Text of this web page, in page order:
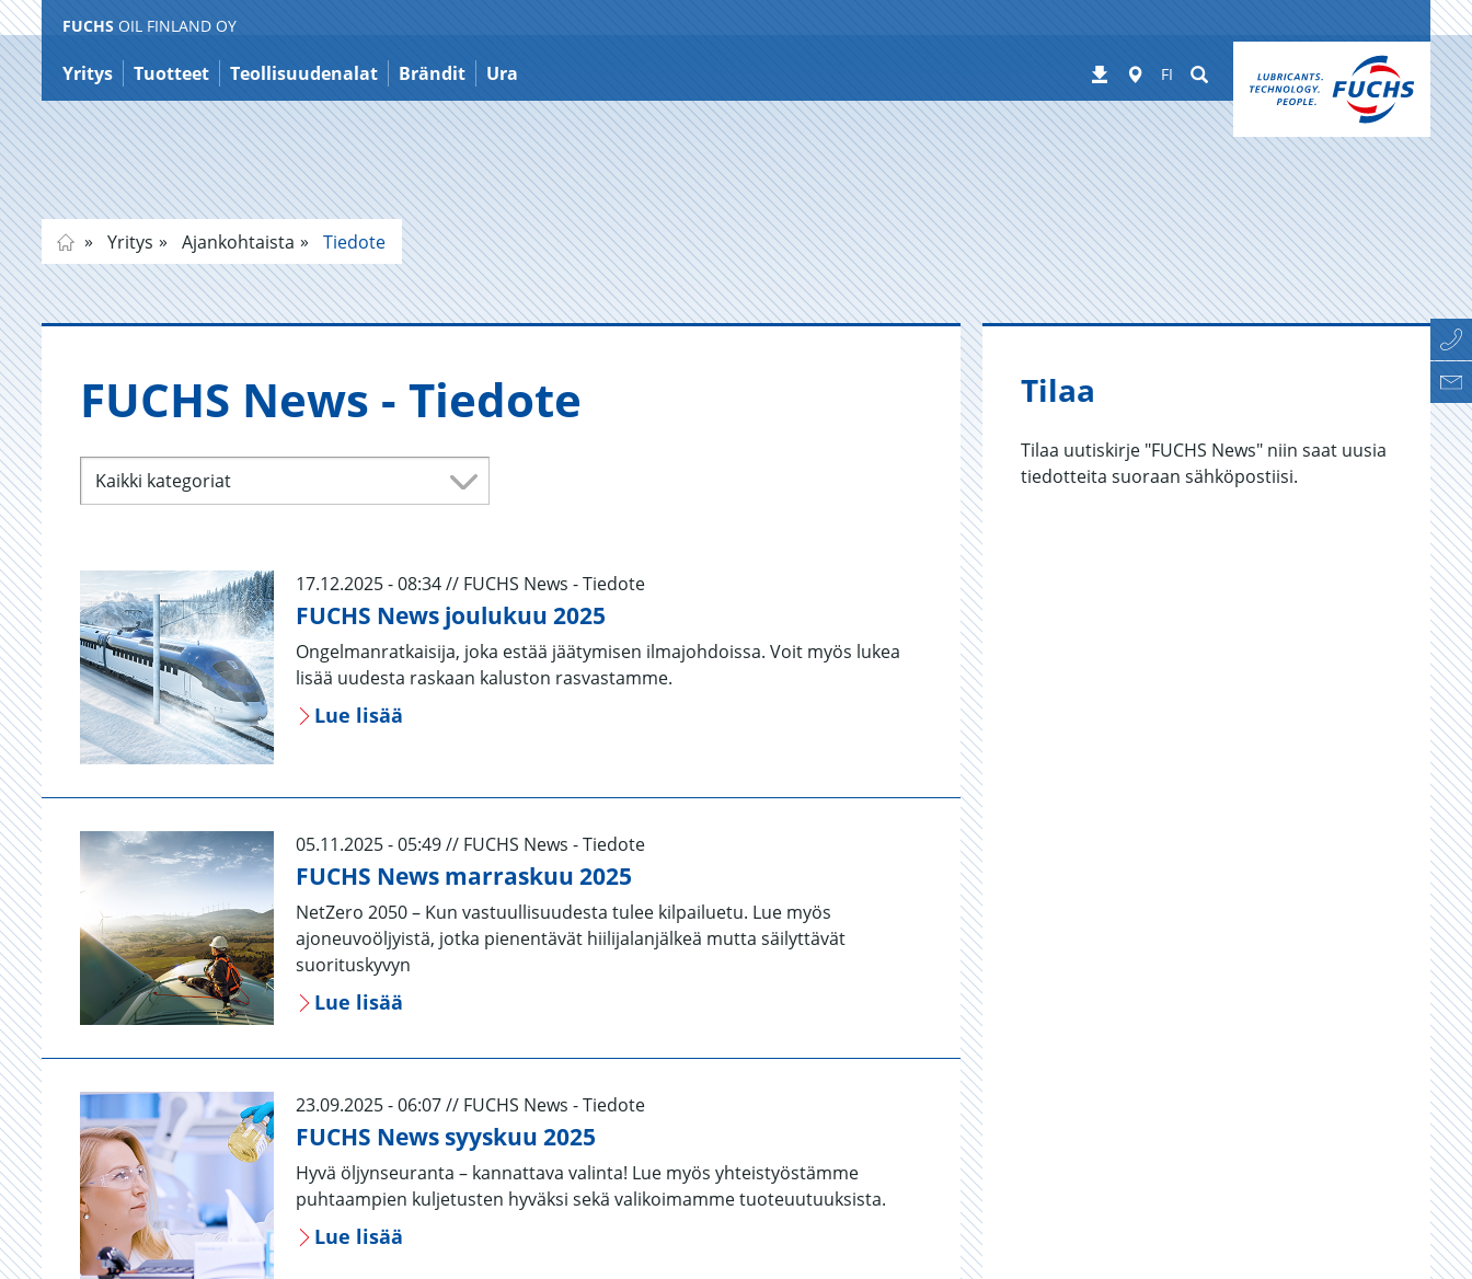
Siirry
sisältöön
FUCHS OIL FINLAND OY
Yritys Tuotteet Teollisuudenalat Brändit Ura LatauksetWorldwide
FI Suchen
Yritys Ajankohtaista Tiedote
FUCHS News - Tie­do­te
Kaikki kategoriat
17.12.2025 - 08:34 // FUCHS News - Tiedote
FUCHS News joulukuu 2025
Ongelmanratkaisija, joka estää jäätymisen ilmajohdoissa. Voit myös lukea
lisää uudesta raskaan kaluston rasvastamme.
Lue lisää
05.11.2025 - 05:49 // FUCHS News - Tiedote
FUCHS News marraskuu 2025
NetZero 2050 – Kun vastuullisuudesta tulee kilpailuetu. Lue myös
ajoneuvoöljyistä, jotka pienentävät hiilijalanjälkeä mutta säilyttävät
suorituskyvyn
Lue lisää
23.09.2025 - 06:07 // FUCHS News - Tiedote
FUCHS News syyskuu 2025
Hyvä öljynseuranta – kannattava valinta! Lue myös yhteistyöstämme
puhtaampien kuljetusten hyväksi sekä valikoimamme tuoteuutuuksista.
Lue lisää
Tilaa
Tilaa uutiskirje "FUCHS News" niin saat uusia
tiedotteita suoraan sähköpostiisi.